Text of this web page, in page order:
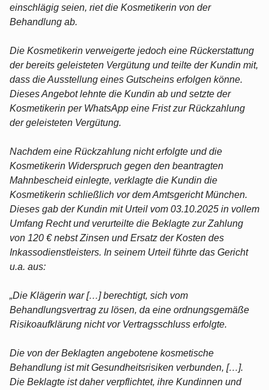
einschlägig seien, riet die Kosmetikerin von der
Behandlung ab.
Die Kosmetikerin verweigerte jedoch eine Rückerstattung
der bereits geleisteten Vergütung und teilte der Kundin mit,
dass die Ausstellung eines Gutscheins erfolgen könne.
Dieses Angebot lehnte die Kundin ab und setzte der
Kosmetikerin per WhatsApp eine Frist zur Rückzahlung
der geleisteten Vergütung.
Nachdem eine Rückzahlung nicht erfolgte und die
Kosmetikerin Widerspruch gegen den beantragten
Mahnbescheid einlegte, verklagte die Kundin die
Kosmetikerin schließlich vor dem Amtsgericht München.
Dieses gab der Kundin mit Urteil vom 03.10.2025 in vollem
Umfang Recht und verurteilte die Beklagte zur Zahlung
von 120 € nebst Zinsen und Ersatz der Kosten des
Inkassodienstleisters. In seinem Urteil führte das Gericht
u.a. aus:
„Die Klägerin war […] berechtigt, sich vom
Behandlungsvertrag zu lösen, da eine ordnungsgemäße
Risikoaufklärung nicht vor Vertragsschluss erfolgte.
Die von der Beklagten angebotene kosmetische
Behandlung ist mit Gesundheitsrisiken verbunden, […].
Die Beklagte ist daher verpflichtet, ihre Kundinnen und